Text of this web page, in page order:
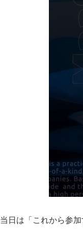
当日は「これから参